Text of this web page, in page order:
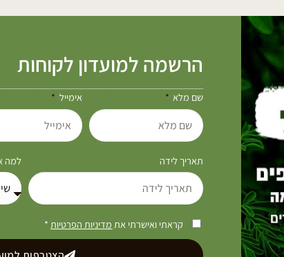
הרשמה למועדון לקוחות
שם מלא אימייל
תאריך לידה למה
קראתי ואישרתי את מדיניות הפרטיות*